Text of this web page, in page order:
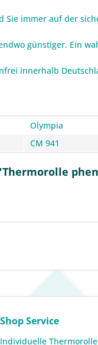
Sie immer auf der
günstiger. Ein
innerhalb
Olympia
CM 941
Shop Service
Individuelle